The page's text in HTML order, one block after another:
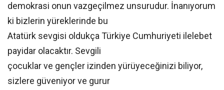
demokrasi onun vazgeçilmez unsurudur. İnanıyorum
ki bizlerin yüreklerinde bu
Atatürk sevgisi oldukça Türkiye Cumhuriyeti ilelebet
payidar olacaktır. Sevgili
çocuklar ve gençler izinden yürüyeceğinizi biliyor,
sizlere güveniyor ve gurur